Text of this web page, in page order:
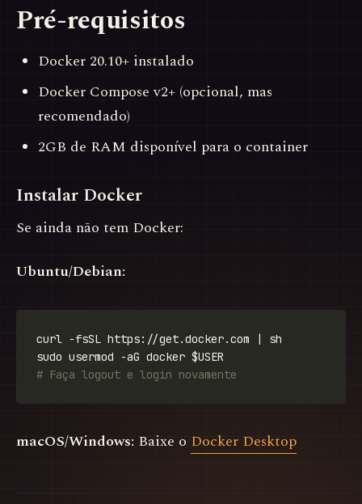
Pré-requisitos
Docker 20.10+ instalado
Docker Compose v2+ (opcional, mas
recomendado)
2GB de RAM disponível para o container
Instalar Docker
Se ainda não tem Docker:
Ubuntu/Debian:
# Faça logout e login novamente
macOS/Windows: Baixe o Docker Desktop